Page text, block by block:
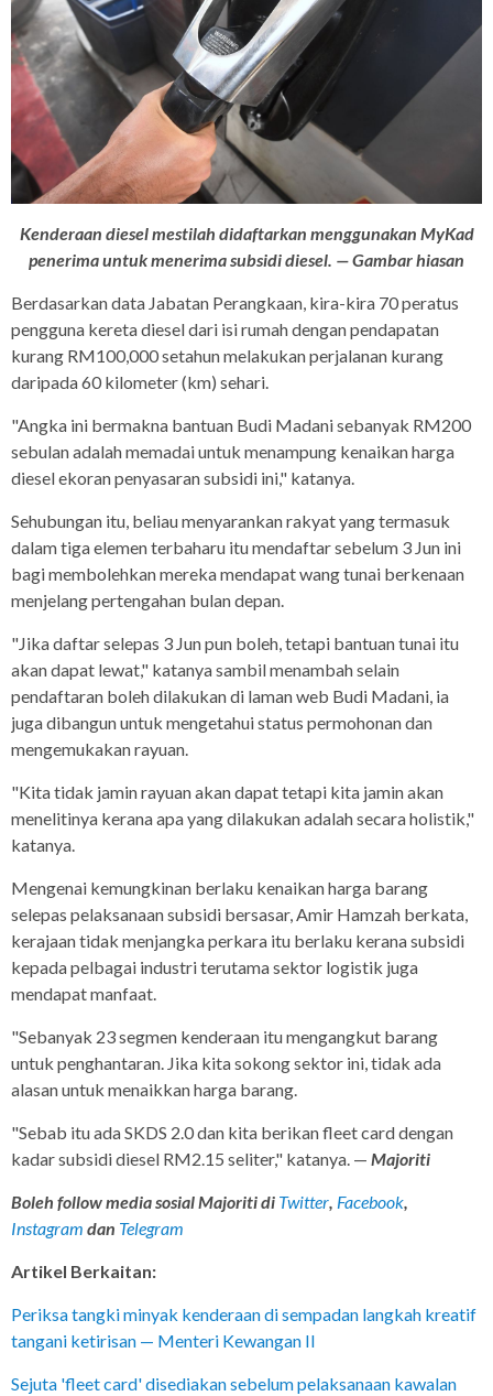
Kenderaan diesel mestilah didaftarkan menggunakan MyKad
penerima untuk menerima subsidi diesel. — Gambar hiasan
Berdasarkan data Jabatan Perangkaan, kira-kira 70 peratus
pengguna kereta diesel dari isi rumah dengan pendapatan
kurang RM100,000 setahun melakukan perjalanan kurang
daripada 60 kilometer (km) sehari.
"Angka ini bermakna bantuan Budi Madani sebanyak RM200
sebulan adalah memadai untuk menampung kenaikan harga
diesel ekoran penyasaran subsidi ini," katanya.
Sehubungan itu, beliau menyarankan rakyat yang termasuk
dalam tiga elemen terbaharu itu mendaftar sebelum 3 Jun ini
bagi membolehkan mereka mendapat wang tunai berkenaan
menjelang pertengahan bulan depan.
"Jika daftar selepas 3 Jun pun boleh, tetapi bantuan tunai itu
akan dapat lewat," katanya sambil menambah selain
pendaftaran boleh dilakukan di laman web Budi Madani, ia
juga dibangun untuk mengetahui status permohonan dan
mengemukakan rayuan.
"Kita tidak jamin rayuan akan dapat tetapi kita jamin akan
menelitinya kerana apa yang dilakukan adalah secara holistik,"
katanya.
Mengenai kemungkinan berlaku kenaikan harga barang
selepas pelaksanaan subsidi bersasar, Amir Hamzah berkata,
kerajaan tidak menjangka perkara itu berlaku kerana subsidi
kepada pelbagai industri terutama sektor logistik juga
mendapat manfaat.
"Sebanyak 23 segmen kenderaan itu mengangkut barang
untuk penghantaran. Jika kita sokong sektor ini, tidak ada
alasan untuk menaikkan harga barang.
"Sebab itu ada SKDS 2.0 dan kita berikan fleet card dengan
kadar subsidi diesel RM2.15 seliter," katanya. — Majoriti
Boleh follow media sosial Majoriti di Twitter, Facebook,
Instagram dan Telegram
Artikel Berkaitan:
Periksa tangki minyak kenderaan di sempadan langkah kreatif
tangani ketirisan — Menteri Kewangan II
Sejuta 'fleet card' disediakan sebelum pelaksanaan kawalan